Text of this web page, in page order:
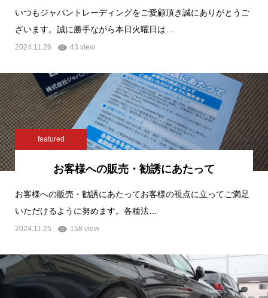
いつもジャパントレーディングをご愛顧頂き誠にありがとうご
ざいます。誠に勝手ながら本日火曜日は…
2024.11.26 43 view
featured
お客様への販売・勧誘にあたって
お客様への販売・勧誘にあたってお客様の視点に立ってご満足
いただけるように努めます。各種法…
2024.11.25 158 view